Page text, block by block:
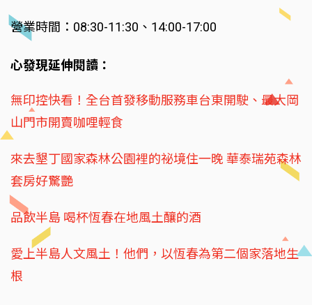
營業時間：08:30-11:30、14:00-17:00
心發現延伸閱讀：
無印控快看！全台首發移動服務車台東開駛、最大岡
山門市開賣咖哩輕食
來去墾丁國家森林公園裡的祕境住一晚 華泰瑞苑森林
套房好驚艷
品飲半島 喝杯恆春在地風土釀的酒
愛上半島人文風土！他們，以恆春為第二個家落地生
根